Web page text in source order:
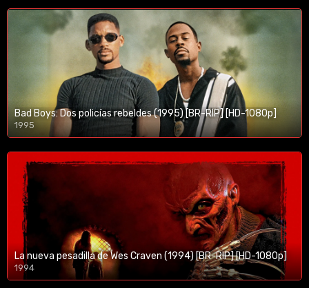
Bad Boys: Dos policías rebeldes (1995) [BR-RIP] [HD-1080p]
1995
1080p/720p
La nueva pesadilla de Wes Craven (1994) [BR-RIP] [HD-1080p]
1994
1080p/720p